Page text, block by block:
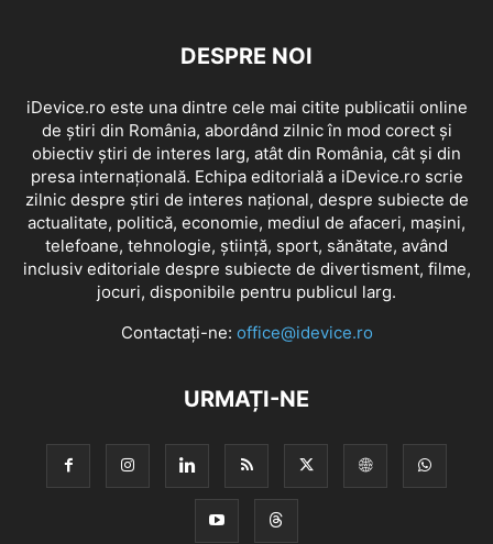
DESPRE NOI
iDevice.ro este una dintre cele mai citite publicatii online
de știri din România, abordând zilnic în mod corect și
obiectiv știri de interes larg, atât din România, cât și din
presa internațională. Echipa editorială a iDevice.ro scrie
zilnic despre știri de interes național, despre subiecte de
actualitate, politică, economie, mediul de afaceri, mașini,
telefoane, tehnologie, știință, sport, sănătate, având
inclusiv editoriale despre subiecte de divertisment, filme,
jocuri, disponibile pentru publicul larg.
Contactați-ne: office@idevice.ro
URMAȚI-NE